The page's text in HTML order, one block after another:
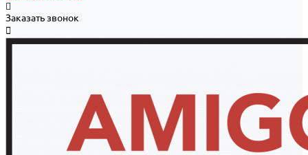
Заказать звонок